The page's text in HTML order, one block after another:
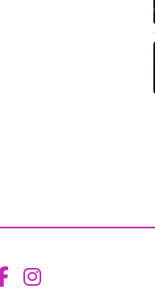
Aceder ao
Aceder ao